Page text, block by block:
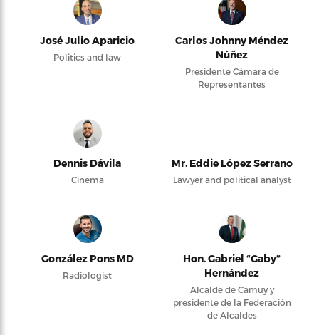
José Julio Aparicio
Politics and law
Carlos Johnny Méndez
Núñez
Presidente Cámara de
Representantes
Dennis Dávila
Cinema
Mr. Eddie López Serrano
Lawyer and political analyst
González Pons MD
Radiologist
Hon. Gabriel “Gaby”
Hernández
Alcalde de Camuy y
presidente de la Federación
de Alcaldes